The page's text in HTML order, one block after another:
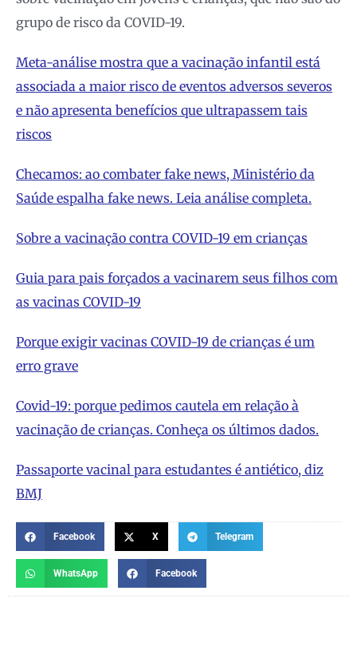
grupo de risco da COVID-19.
Meta-análise mostra que a vacinação infantil está
associada a maior risco de eventos adversos severos
e não apresenta benefícios que ultrapassem tais
riscos
Checamos: ao combater fake news, Ministério da
Saúde espalha fake news. Leia análise completa.
Sobre a vacinação contra COVID-19 em crianças
Guia para pais forçados a vacinarem seus filhos com
as vacinas COVID-19
Porque exigir vacinas COVID-19 de crianças é um
erro grave
Covid-19: porque pedimos cautela em relação à
vacinação de crianças. Conheça os últimos dados.
Passaporte vacinal para estudantes é antiético, diz
BMJ
Facebook X Telegram
WhatsApp Facebook